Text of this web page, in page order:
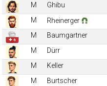
M
Ghibu
M
Rheinerger
✚ 6
M Baumgartner
M
Dürr
M
Keller
M
Burtscher